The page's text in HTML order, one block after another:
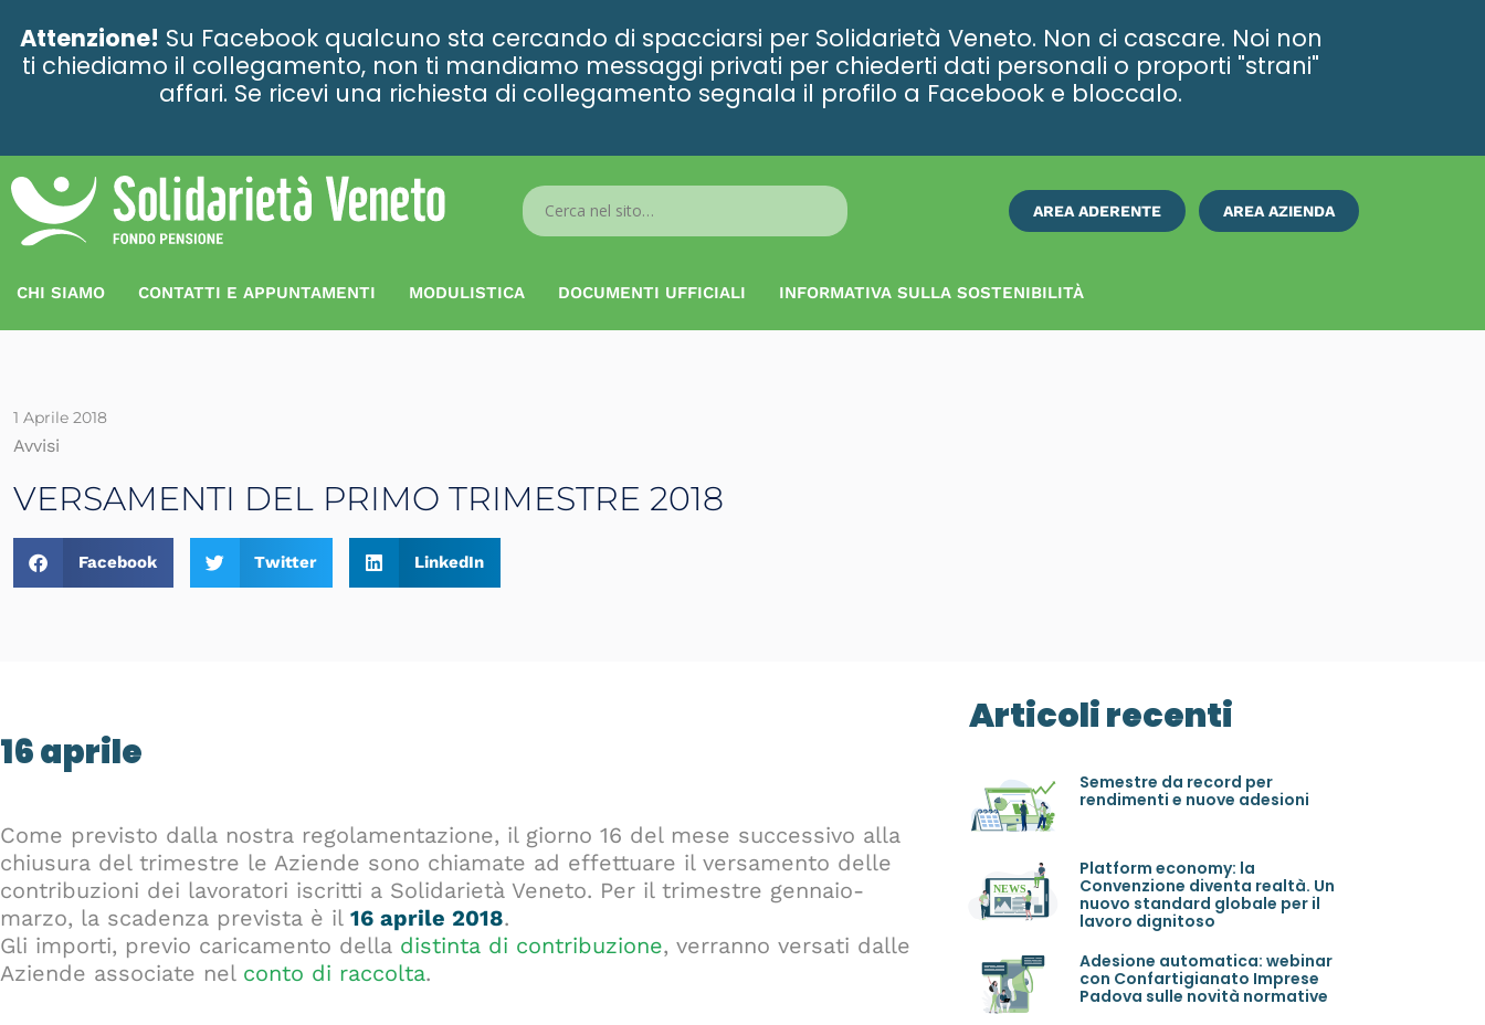
Attenzione! Su Facebook qualcuno sta cercando di spacciarsi per Solidarietà Veneto. Non ci cascare. Noi non
ti chiediamo il collegamento, non ti mandiamo messaggi privati per chiederti dati personali o proporti "strani"
affari. Se ricevi una richiesta di collegamento segnala il profilo a Facebook e bloccalo.
Search
...
AREA ADERENTE AREA AZIENDA
CHI SIAMO CONTATTI E APPUNTAMENTI MODULISTICA DOCUMENTI UFFICIALI INFORMATIVA SULLA SOSTENIBILITÀ
ISCRIVITI
1 Aprile 2018
Avvisi
VERSAMENTI DEL PRIMO TRIMESTRE 2018
Facebook Twitter LinkedIn
16 aprile
Come previsto dalla nostra regolamentazione, il giorno 16 del mese successivo alla
chiusura del trimestre le Aziende sono chiamate ad effettuare il versamento delle
contribuzioni dei lavoratori iscritti a Solidarietà Veneto. Per il trimestre gennaio-
marzo, la scadenza prevista è il 16 aprile 2018.
Gli importi, previo caricamento della distinta di contribuzione, verranno versati dalle
Aziende associate nel conto di raccolta.
Articoli recenti
Semestre da record per
rendimenti e nuove adesioni
Platform economy: la
Convenzione diventa realtà. Un
nuovo standard globale per il
lavoro dignitoso
Adesione automatica: webinar
con Confartigianato Imprese
Padova sulle novità normative